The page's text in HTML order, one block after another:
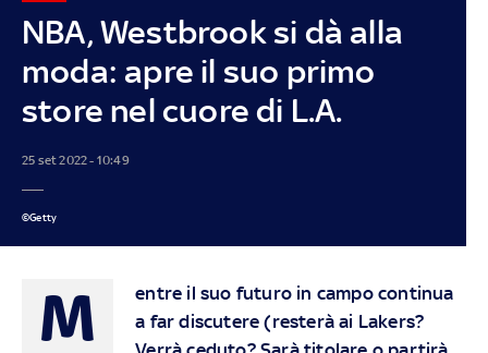
NBA, Westbrook si dà alla
moda: apre il suo primo
store nel cuore di L.A.
25 set 2022 - 10:49
©Getty
M
entre il suo futuro in campo continua
a far discutere (resterà ai Lakers?